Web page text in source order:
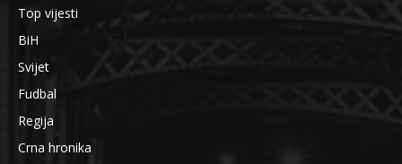
Top vijesti
BiH
Svijet
Fudbal
Regija
Crna hronika